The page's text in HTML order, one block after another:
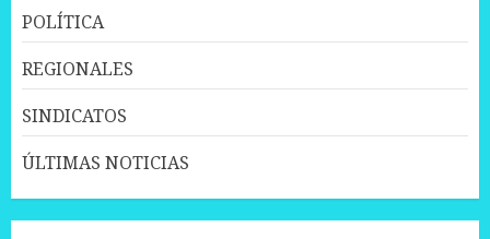
POLÍTICA
REGIONALES
SINDICATOS
ÚLTIMAS NOTICIAS